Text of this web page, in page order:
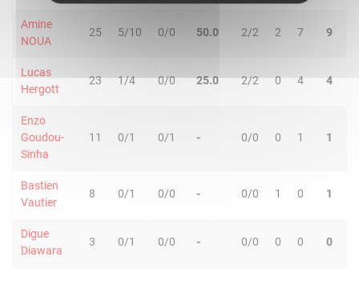
Amine
NOUA
25 5/10 0/0 50.0 2/2 2 7 9
Lucas
Hergott
23 1/4 0/0 25.0 2/2 0 4 4
Enzo
Goudou-
Sinha
11 0/1 0/1 - 0/0 0 1 1
Bastien
Vautier
8 0/1 0/0 - 0/0 1 0 1
Digue
Diawara
3 0/1 0/0 - 0/0 0 0 0